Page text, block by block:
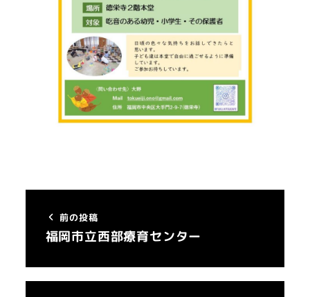
前の投稿
福岡市立西部療育センター